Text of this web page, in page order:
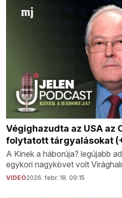
Végighazudta az USA az
folytatott tárgyalásokat
A Kinek a háborúja? legújabb
egykori nagykövet volt
VIDEÓ2026. febr. 18. 09:15